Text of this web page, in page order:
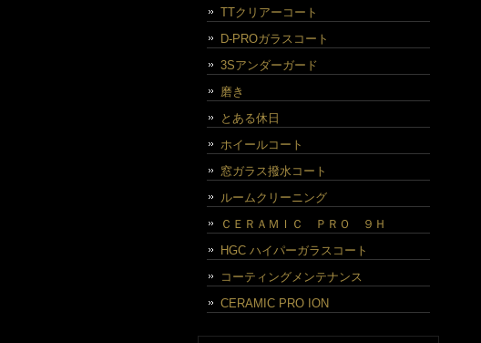
TTクリアーコート
D-PROガラスコート
3Sアンダーガード
磨き
とある休日
ホイールコート
窓ガラス撥水コート
ルームクリーニング
ＣＥＲＡＭＩＣ ＰＲＯ ９Ｈ
HGC ハイパーガラスコート
コーティングメンテナンス
CERAMIC PRO ION